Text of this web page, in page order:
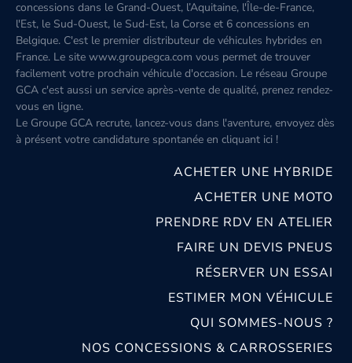
concessions dans le Grand-Ouest, l’Aquitaine, l'Île-de-France,
l'Est, le Sud-Ouest, le Sud-Est, la Corse et 6 concessions en
Belgique. C'est le premier distributeur de véhicules hybrides en
France. Le site www.groupegca.com vous permet de trouver
facilement votre prochain véhicule d'occasion. Le réseau Groupe
GCA c'est aussi un service après-vente de qualité, prenez rendez-
vous en ligne.
Le Groupe GCA recrute, lancez-vous dans l'aventure, envoyez dès
à présent votre candidature spontanée en cliquant ici !
ACHETER UNE HYBRIDE
ACHETER UNE MOTO
PRENDRE RDV EN ATELIER
FAIRE UN DEVIS PNEUS
RÉSERVER UN ESSAI
ESTIMER MON VÉHICULE
QUI SOMMES-NOUS ?
NOS CONCESSIONS & CARROSSERIES